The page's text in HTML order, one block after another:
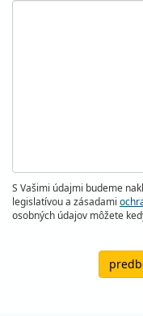
S Vašimi údajmi budeme
legislatívou a zásadami
osobných údajov môžete